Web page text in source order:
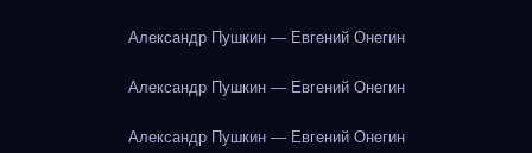
Александр Пушкин — Евгений Онегин
Александр Пушкин — Евгений Онегин
Александр Пушкин — Евгений Онегин